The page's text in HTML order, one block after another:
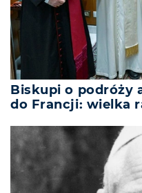
Biskupi o podróży
do Francji: wielka